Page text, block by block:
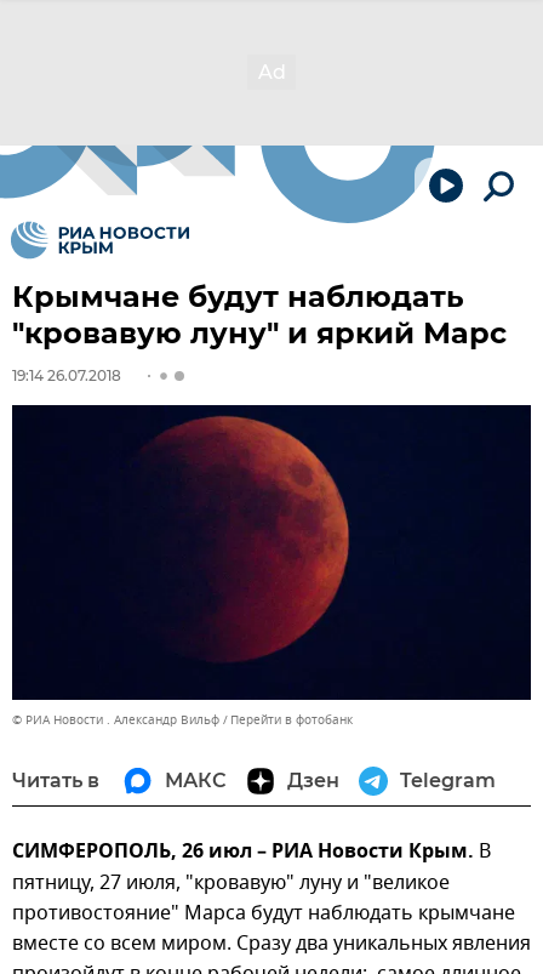
Крымчане будут наблюдать
"кровавую луну" и яркий Марс
19:14 26.07.2018
© РИА Новости . Александр Вильф Перейти в фотобанк
Читать в МАКС Дзен Telegram
СИМФЕРОПОЛЬ, 26 июл – РИА Новости Крым. В
пятницу, 27 июля, "кровавую" луну и "великое
противостояние" Марса будут наблюдать крымчане
вместе со всем миром. Сразу два уникальных явления